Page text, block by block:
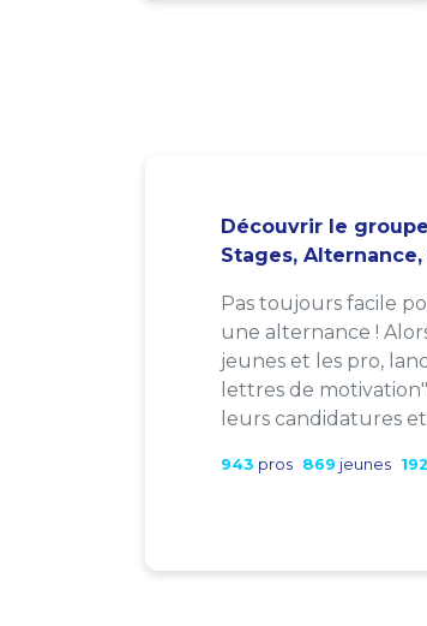
Découvrir le
Stages,
Pas toujours facile
une alternance !
jeunes et les pro,
lettres de
leurs candidatures
943 pros 869 jeunes 192